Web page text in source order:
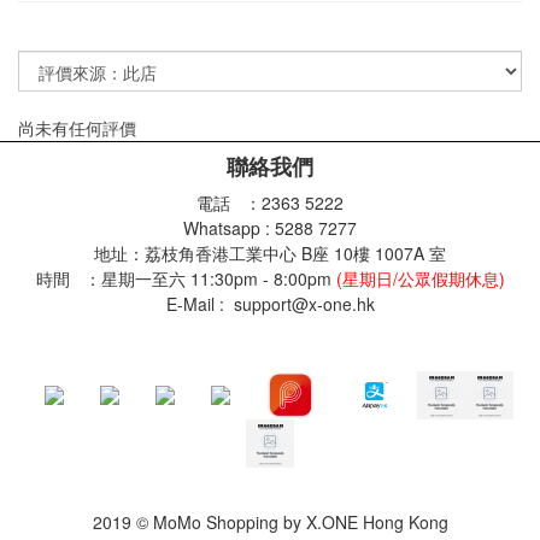
尚未有任何評價
聯絡我們
電話 ：2363 5222
Whatsapp : 5288 7277
地址：荔枝角香港工業中心 B座 10樓 1007A 室
時間 ：星期一至六 11:30pm - 8:00pm (星期日/公眾假期休息)
E-Mail : support@x-one.hk
2019 © MoMo Shopping by X.ONE Hong Kong